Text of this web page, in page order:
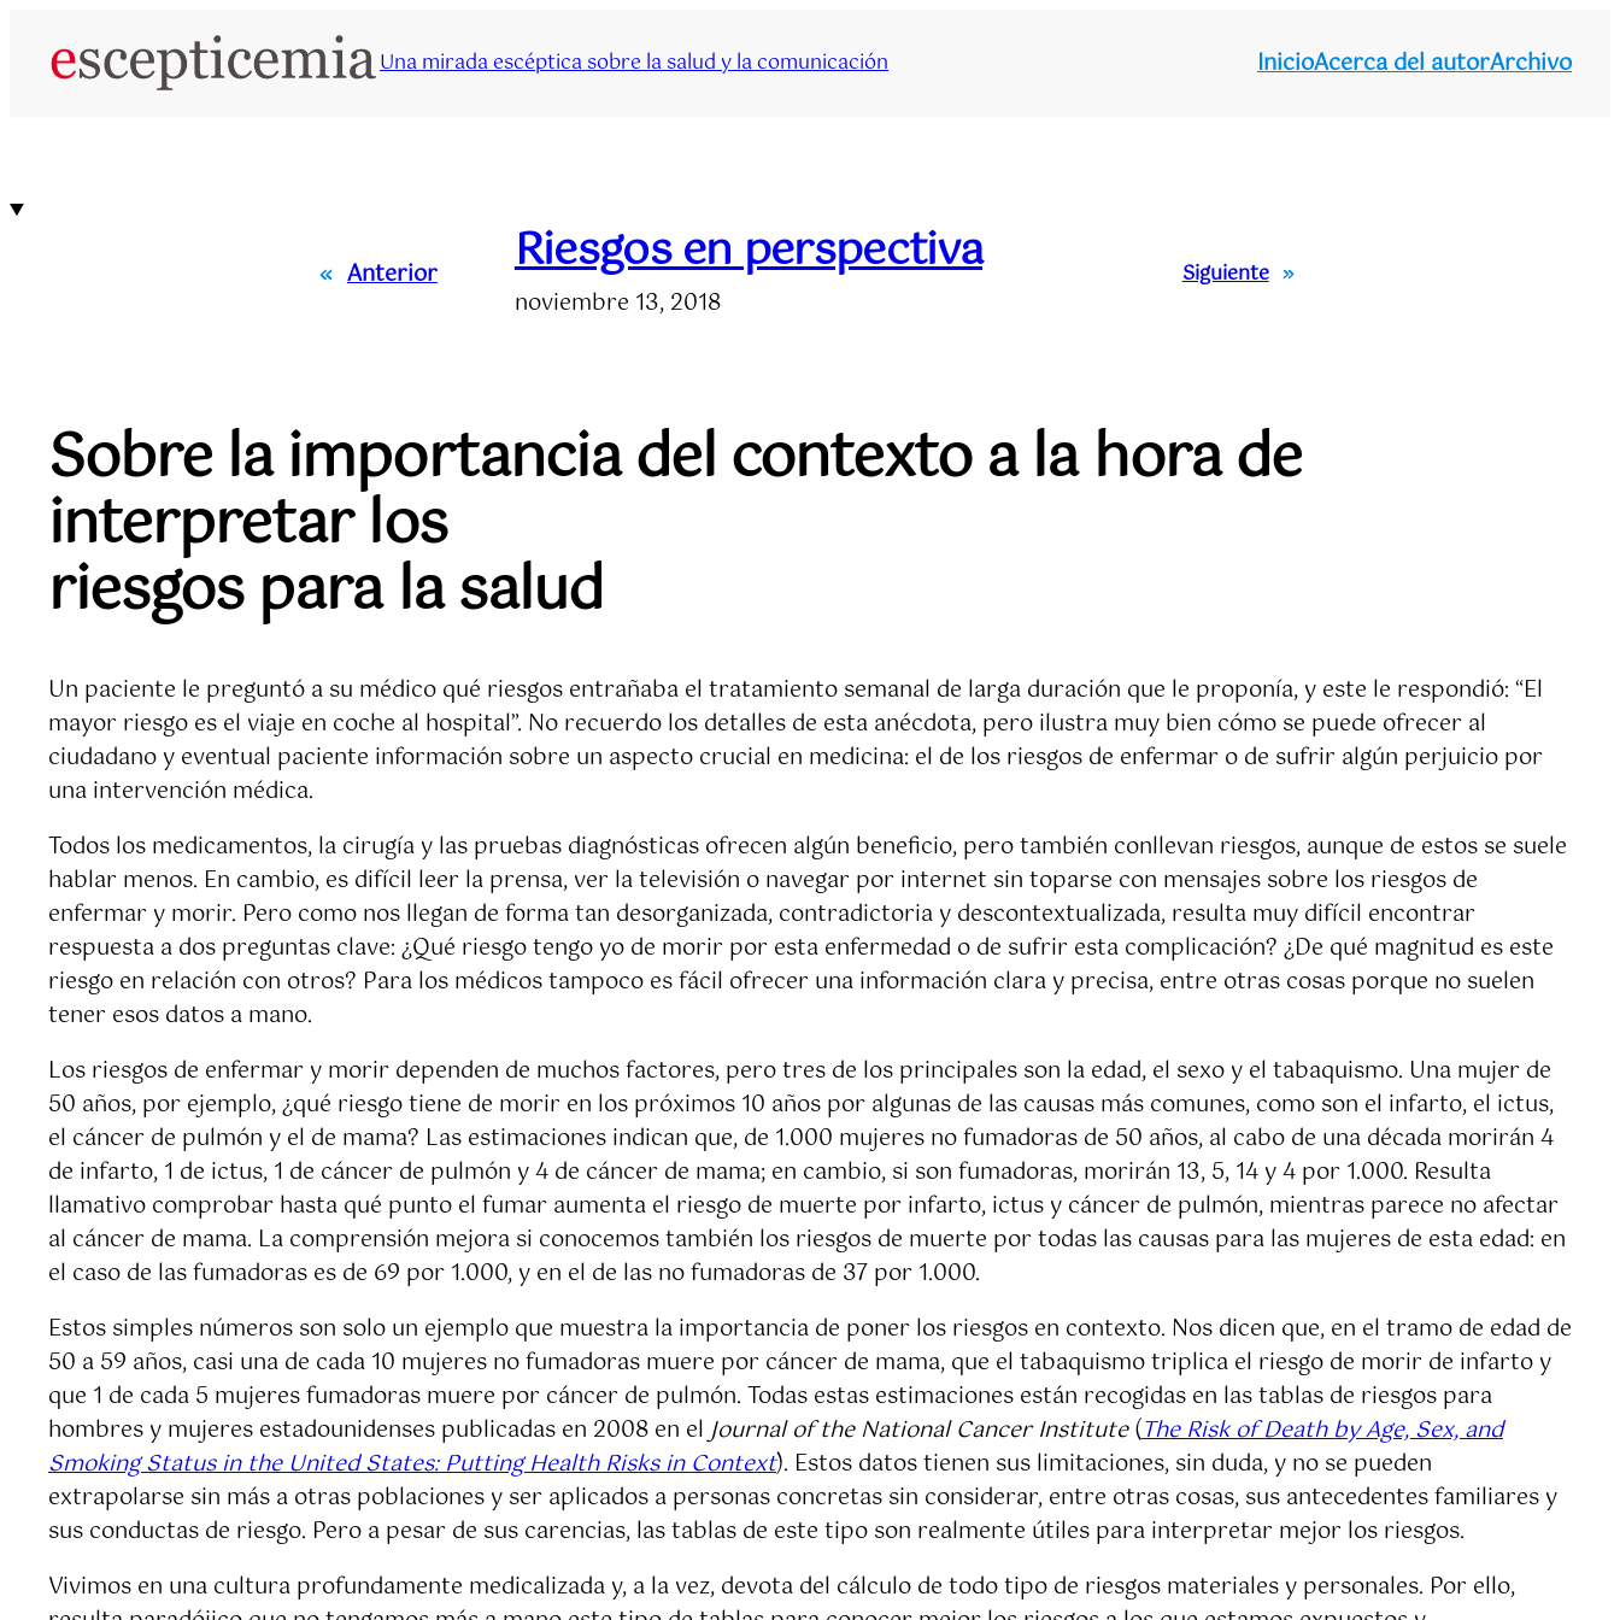
Una mirada escéptica sobre la salud y la comunicación InicioAcerca del autorArchivo
« Anterior Riesgos en perspectiva
noviembre 13, 2018
Siguiente »
Sobre la importancia del contexto a la hora de
interpretar los
riesgos para la salud
Un paciente le preguntó a su médico qué riesgos entrañaba el tratamiento semanal de larga duración que le proponía, y este le respondió: “El
mayor riesgo es el viaje en coche al hospital”. No recuerdo los detalles de esta anécdota, pero ilustra muy bien cómo se puede ofrecer al
ciudadano y eventual paciente información sobre un aspecto crucial en medicina: el de los riesgos de enfermar o de sufrir algún perjuicio por
una intervención médica.
Todos los medicamentos, la cirugía y las pruebas diagnósticas ofrecen algún beneficio, pero también conllevan riesgos, aunque de estos se suele
hablar menos. En cambio, es difícil leer la prensa, ver la televisión o navegar por internet sin toparse con mensajes sobre los riesgos de
enfermar y morir. Pero como nos llegan de forma tan desorganizada, contradictoria y descontextualizada, resulta muy difícil encontrar
respuesta a dos preguntas clave: ¿Qué riesgo tengo yo de morir por esta enfermedad o de sufrir esta complicación? ¿De qué magnitud es este
riesgo en relación con otros? Para los médicos tampoco es fácil ofrecer una información clara y precisa, entre otras cosas porque no suelen
tener esos datos a mano.
Los riesgos de enfermar y morir dependen de muchos factores, pero tres de los principales son la edad, el sexo y el tabaquismo. Una mujer de
50 años, por ejemplo, ¿qué riesgo tiene de morir en los próximos 10 años por algunas de las causas más comunes, como son el infarto, el ictus,
el cáncer de pulmón y el de mama? Las estimaciones indican que, de 1.000 mujeres no fumadoras de 50 años, al cabo de una década morirán 4
de infarto, 1 de ictus, 1 de cáncer de pulmón y 4 de cáncer de mama; en cambio, si son fumadoras, morirán 13, 5, 14 y 4 por 1.000. Resulta
llamativo comprobar hasta qué punto el fumar aumenta el riesgo de muerte por infarto, ictus y cáncer de pulmón, mientras parece no afectar
al cáncer de mama. La comprensión mejora si conocemos también los riesgos de muerte por todas las causas para las mujeres de esta edad: en
el caso de las fumadoras es de 69 por 1.000, y en el de las no fumadoras de 37 por 1.000.
Estos simples números son solo un ejemplo que muestra la importancia de poner los riesgos en contexto. Nos dicen que, en el tramo de edad de
50 a 59 años, casi una de cada 10 mujeres no fumadoras muere por cáncer de mama, que el tabaquismo triplica el riesgo de morir de infarto y
que 1 de cada 5 mujeres fumadoras muere por cáncer de pulmón. Todas estas estimaciones están recogidas en las tablas de riesgos para
hombres y mujeres estadounidenses publicadas en 2008 en elJournal of the National Cancer Institute(The Risk of Death by Age, Sex, and
Smoking Status in the United States: Putting Health Risks in Context). Estos datos tienen sus limitaciones, sin duda, y no se pueden
extrapolarse sin más a otras poblaciones y ser aplicados a personas concretas sin considerar, entre otras cosas, sus antecedentes familiares y
sus conductas de riesgo. Pero a pesar de sus carencias, las tablas de este tipo son realmente útiles para interpretar mejor los riesgos.
Vivimos en una cultura profundamente medicalizada y, a la vez, devota del cálculo de todo tipo de riesgos materiales y personales. Por ello,